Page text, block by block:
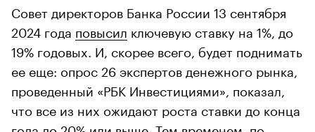
Совет директоров Банка России 13 сентября
2024 года повысил ключевую ставку на 1%, до
19% годовых. И, скорее всего, будет поднимать
ее еще: опрос 26 экспертов денежного рынка,
проведенный «РБК Инвестициями», показал,
что все из них ожидают роста ставки до конца